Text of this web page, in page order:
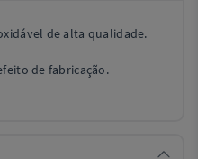
de alta qualidade.
de fabricação.